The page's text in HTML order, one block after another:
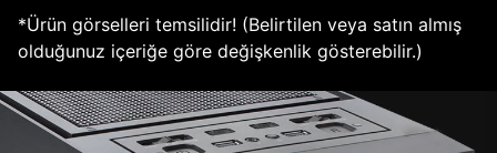
*Ürün görselleri temsilidir! (Belirtilen veya satın almış
olduğunuz içeriğe göre değişkenlik gösterebilir.)